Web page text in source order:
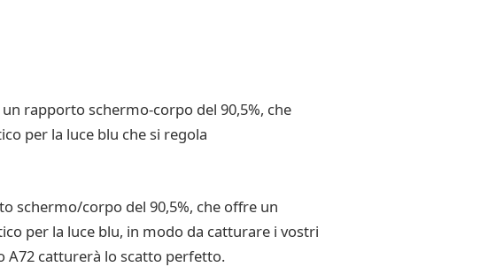
rapporto schermo-corpo del 90,5%, che
per la luce blu che si regola
schermo/corpo del 90,5%, che offre un
per la luce blu, in modo da catturare i vostri
A72 catturerà lo scatto perfetto.